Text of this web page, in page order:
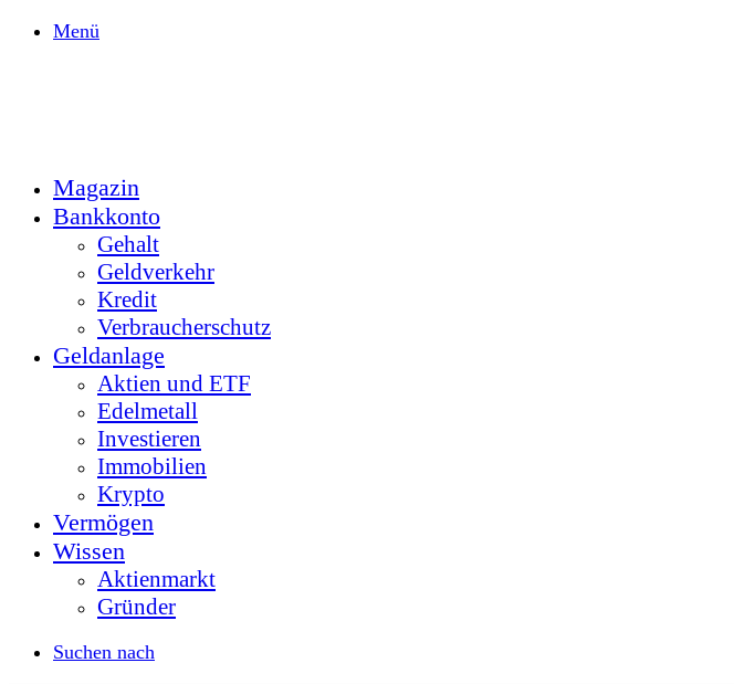
Menü
Magazin
Bankkonto
Gehalt
Geldverkehr
Kredit
Verbraucherschutz
Geldanlage
Aktien und ETF
Edelmetall
Investieren
Immobilien
Krypto
Vermögen
Wissen
Aktienmarkt
Gründer
Suchen nach